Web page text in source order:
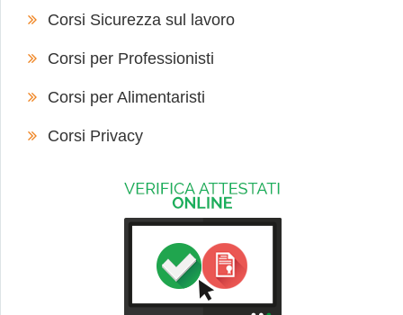
Corsi Sicurezza sul lavoro
Corsi per Professionisti
Corsi per Alimentaristi
Corsi Privacy